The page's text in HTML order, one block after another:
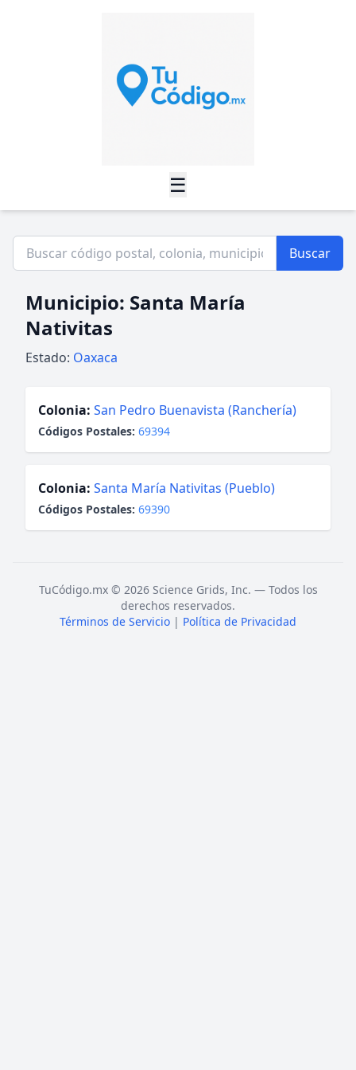
☰
Buscar
Municipio: Santa María
Nativitas
Estado: Oaxaca
Colonia: San Pedro Buenavista (Ranchería)
Códigos Postales: 69394
Colonia: Santa María Nativitas (Pueblo)
Códigos Postales: 69390
TuCódigo.mx © 2026 Science Grids, Inc. — Todos los
derechos reservados.
Términos de Servicio | Política de Privacidad